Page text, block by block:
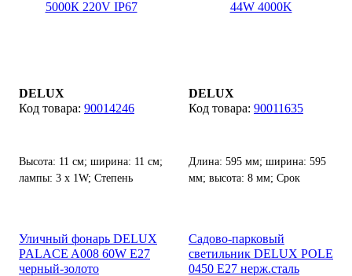
DELUX
90014246
Высота: 11 см; ширина: 11 см;
лампы: 3 х 1W; Степень
DELUX
90011635
Длина: 595 мм; ширина: 595
мм; высота: 8 мм; Срок
Уличный фонарь DELUX
PALACE A008 60W E27
черный-золото
Садово-парковый
светильник DELUX POLE
0450 E27 нерж.сталь